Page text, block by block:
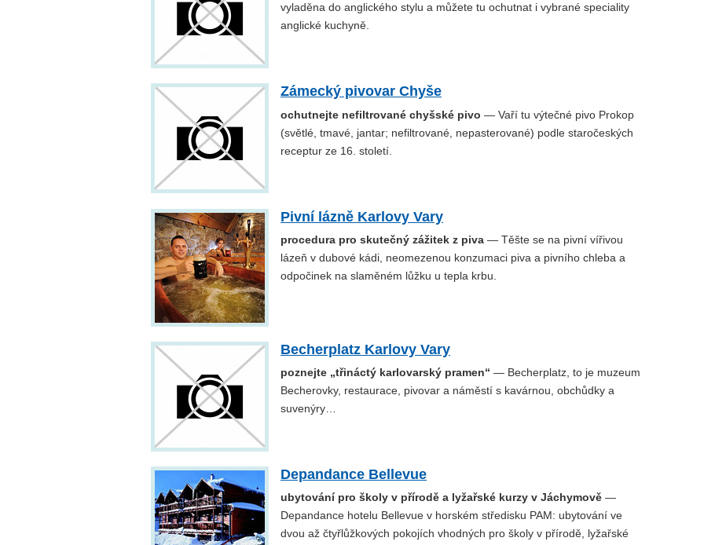
vyladěna do anglického stylu a můžete tu ochutnat i vybrané speciality
anglické kuchyně.
Zámecký pivovar Chyše
ochutnejte nefiltrované chyšské pivo — Vaří tu výtečné pivo Prokop
(světlé, tmavé, jantar; nefiltrované, nepasterované) podle staročeských
receptur ze 16. století.
Pivní lázně Karlovy Vary
procedura pro skutečný zážitek z piva — Těšte se na pivní vířivou
lázeň v dubové kádi, neomezenou konzumaci piva a pivního chleba a
odpočinek na slaměném lůžku u tepla krbu.
Becherplatz Karlovy Vary
poznejte „třináctý karlovarský pramen“ — Becherplatz, to je muzeum
Becherovky, restaurace, pivovar a náměstí s kavárnou, obchůdky a
suvenýry…
Depandance Bellevue
ubytování pro školy v přírodě a lyžařské kurzy v Jáchymově —
Depandance hotelu Bellevue v horském středisku PAM: ubytování ve
dvou až čtyřlůžkových pokojích vhodných pro školy v přírodě, lyžařské